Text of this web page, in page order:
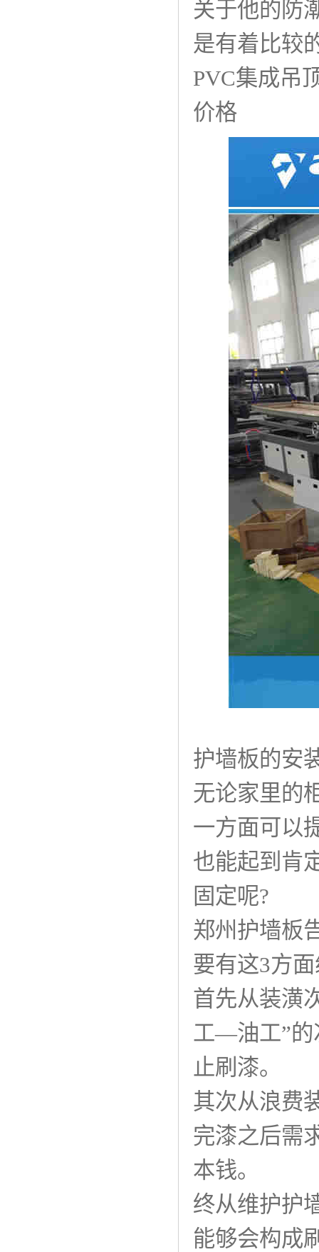
关于他的防
是有着比较
PVC集成吊
价格
护墙板的安
无论家里的
一方面可以
也能起到肯
固定呢?
郑州护墙板
要有这3方
首先从装潢
工—油工”的
止刷漆。
其次从浪费
完漆之后需
本钱。
终从维护护
能够会构成